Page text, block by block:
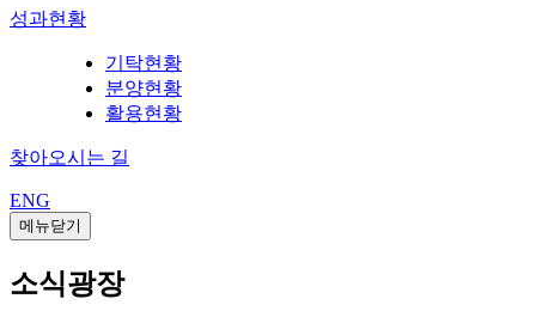
성과현황
기탁현황
분양현황
활용현황
찾아오시는 길
ENG
메뉴닫기
소식광장